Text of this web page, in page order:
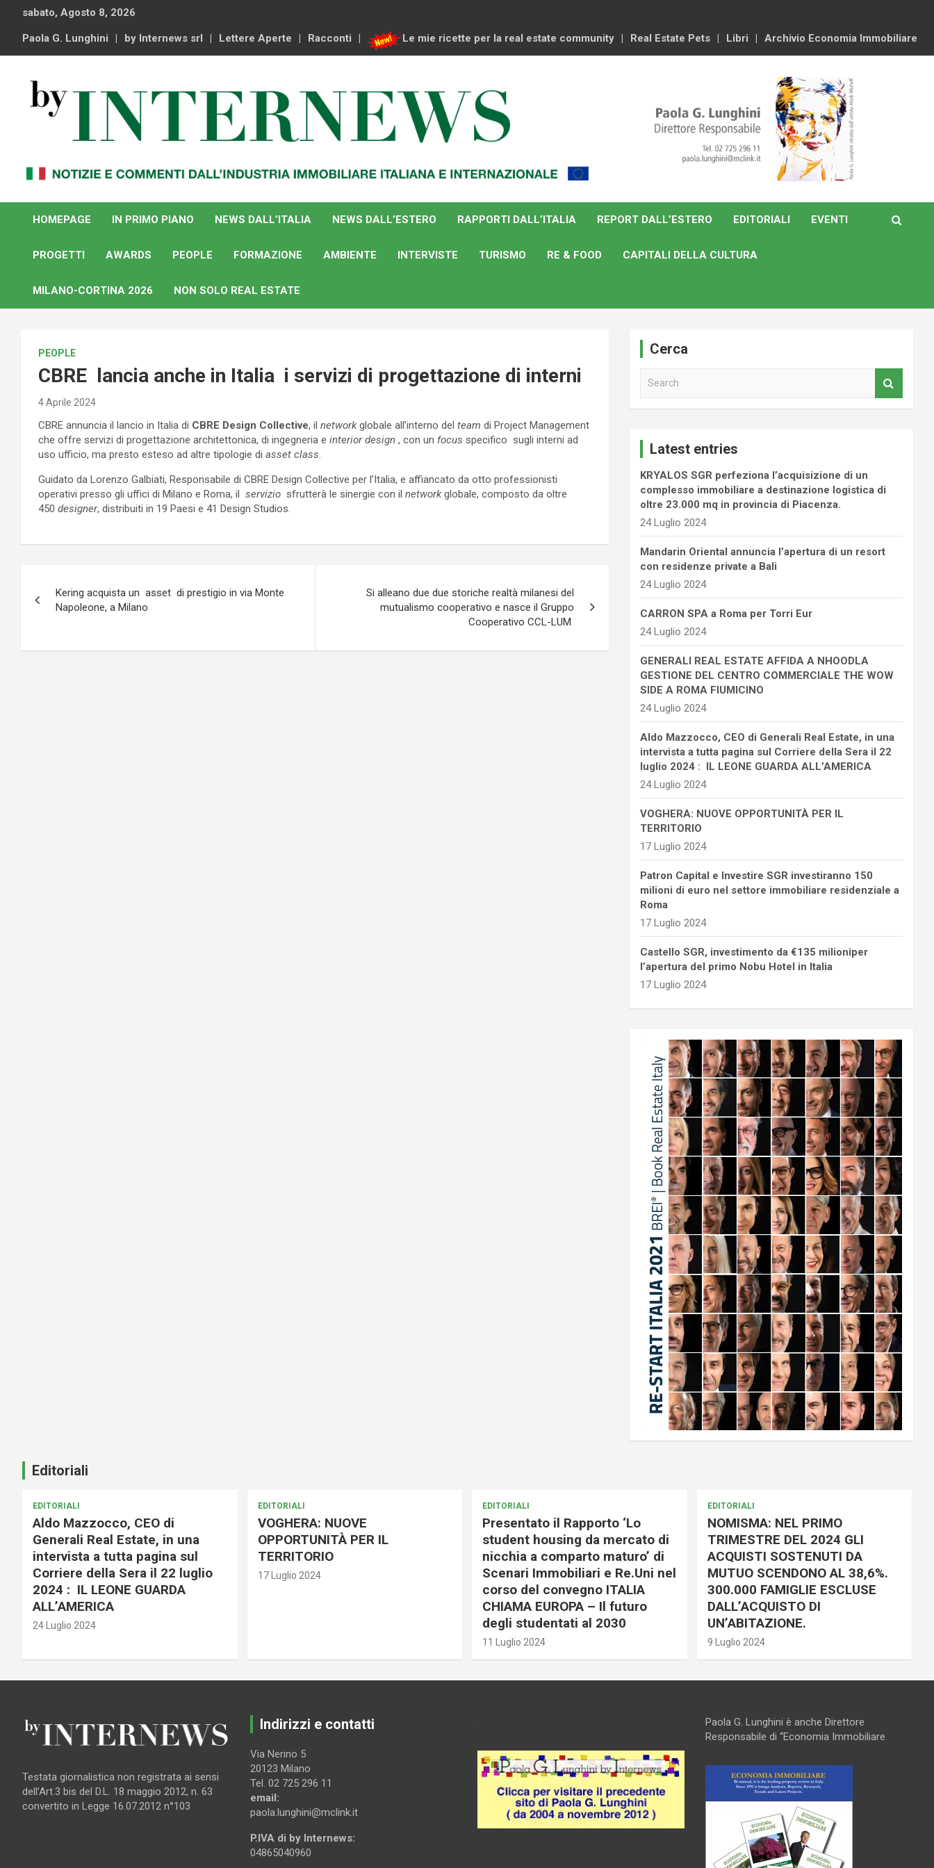
content
sabato, Agosto 8, 2026
Paola G. Lunghini by Internews srl Lettere Aperte Racconti Le mie ricette per la real estate community Real Estate Pets Libri Archivio Economia Immobiliare
By Internews
internazionale
HOMEPAGE
IN PRIMO PIANO NEWS DALL’ITALIA NEWS DALL’ESTERO RAPPORTI DALL’ITALIA REPORT DALL’ESTERO EDITORIALI EVENTI
PROGETTI AWARDS PEOPLE FORMAZIONE AMBIENTE INTERVISTE TURISMO RE & FOOD CAPITALI DELLA CULTURA
MILANO-CORTINA 2026 NON SOLO REAL ESTATE
PEOPLE
CBRE lancia anche in Italia i servizi di progettazione di interni
4 Aprile 2024
CBRE annuncia il lancio in Italia di CBRE Design Collective, il networkglobale all’interno del team di Project Management
che offre servizi di progettazione architettonica, di ingegneria e interior design , con un focus specifico sugli interni ad
uso ufficio, ma presto esteso ad altre tipologie di asset class
Guidato da Lorenzo Galbiati, Responsabile di CBRE Design Collective per l’Italia, e affiancato da otto professionisti
operativi presso gli uffici di Milano e Roma, il servizio sfrutterà le sinergie con il networkglobale, composto da oltre
450 designer, distribuiti in 19 Paesi e 41 Design Studios.
articoli
Kering acquista un asset di prestigio in via Monte
Napoleone, a Milano
Si alleano due due storiche realtà milanesi del
mutualismo cooperativo e nasce il Gruppo
Cooperativo CCL-LUM
Cerca
Latest entries
KRYALOS SGR perfeziona l’acquisizione di un
complesso immobiliare a destinazione logistica di
oltre 23.000 mq in provincia di Piacenza.
24 Luglio 2024
Mandarin Oriental annuncia l’apertura di un resort
con residenze private a Bali
24 Luglio 2024
CARRON SPA a Roma per Torri Eur
24 Luglio 2024
GENERALI REAL ESTATE AFFIDA A NHOODLA
GESTIONE DEL CENTRO COMMERCIALE THE WOW
SIDE A ROMA FIUMICINO
24 Luglio 2024
Aldo Mazzocco, CEO di Generali Real Estate, in una
intervista a tutta pagina sul Corriere della Sera il 22
luglio 2024 : IL LEONE GUARDA ALL’AMERICA
24 Luglio 2024
VOGHERA: NUOVE OPPORTUNITÀ PER IL
TERRITORIO
17 Luglio 2024
Patron Capital e Investire SGR investiranno 150
milioni di euro nel settore immobiliare residenziale a
Roma
17 Luglio 2024
Castello SGR, investimento da €135 milioniper
l’apertura del primo Nobu Hotel in Italia
17 Luglio 2024
Editoriali
EDITORIALI
Aldo Mazzocco, CEO di
Generali Real Estate, in una
intervista a tutta pagina sul
Corriere della Sera il 22 luglio
2024 : IL LEONE GUARDA
ALL’AMERICA
24 Luglio 2024
EDITORIALI
VOGHERA: NUOVE
OPPORTUNITÀ PER IL
TERRITORIO
17 Luglio 2024
EDITORIALI
Presentato il Rapporto ‘Lo
student housing da mercato di
nicchia a comparto maturo’ di
Scenari Immobiliari e Re.Uni nel
corso del convegno ITALIA
CHIAMA EUROPA – Il futuro
degli studentati al 2030
11 Luglio 2024
EDITORIALI
NOMISMA: NEL PRIMO
TRIMESTRE DEL 2024 GLI
ACQUISTI SOSTENUTI DA
MUTUO SCENDONO AL 38,6%.
300.000 FAMIGLIE ESCLUSE
DALL’ACQUISTO DI
UN’ABITAZIONE.
9 Luglio 2024
Testata giornalistica non registrata ai sensi
dell’Art.3 bis del D.L. 18 maggio 2012, n. 63
convertito in Legge 16.07.2012 n°103
Indirizzi e contatti
Via Nerino 5
20123 Milano
Tel. 02 725 296 11
email:
paola.lunghini@mclink.it
P.IVA di by Internews:
04865040960
.
Paola G. Lunghini è anche Direttore
Responsabile di “Economia Immobiliare